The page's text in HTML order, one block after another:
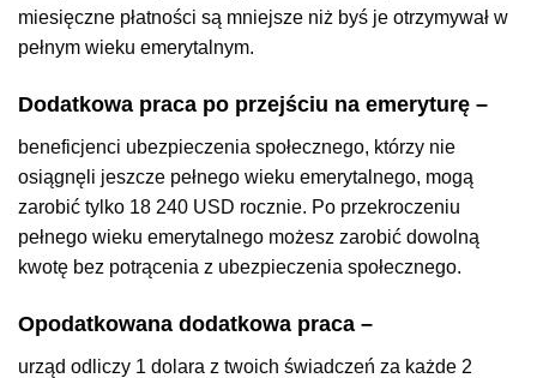
miesięczne płatności są mniejsze niż byś je otrzymywał w
pełnym wieku emerytalnym.
Dodatkowa praca po przejściu na emeryturę –
beneficjenci ubezpieczenia społecznego, którzy nie
osiągnęli jeszcze pełnego wieku emerytalnego, mogą
zarobić tylko 18 240 USD rocznie. Po przekroczeniu
pełnego wieku emerytalnego możesz zarobić dowolną
kwotę bez potrącenia z ubezpieczenia społecznego.
Opodatkowana dodatkowa praca –
urząd odliczy 1 dolara z twoich świadczeń za każde 2